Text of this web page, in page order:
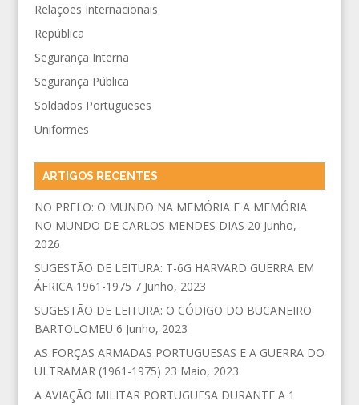
Relações Internacionais
República
Segurança Interna
Segurança Pública
Soldados Portugueses
Uniformes
ARTIGOS RECENTES
NO PRELO: O MUNDO NA MEMÓRIA E A MEMÓRIA
NO MUNDO DE CARLOS MENDES DIAS 20 Junho,
2026
SUGESTÃO DE LEITURA: T-6G HARVARD GUERRA EM
ÁFRICA 1961-1975 7 Junho, 2023
SUGESTÃO DE LEITURA: O CÓDIGO DO BUCANEIRO
BARTOLOMEU 6 Junho, 2023
AS FORÇAS ARMADAS PORTUGUESAS E A GUERRA DO
ULTRAMAR (1961-1975) 23 Maio, 2023
A AVIAÇÃO MILITAR PORTUGUESA DURANTE A 1